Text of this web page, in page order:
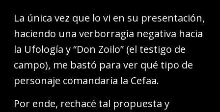
La única vez que lo vi en su presentación,
haciendo una verborragia negativa hacia
la Ufología y “Don Zoilo” (el testigo de
campo), me bastó para ver qué tipo de
personaje comandaría la Cefaa.
Por ende, rechacé tal propuesta y